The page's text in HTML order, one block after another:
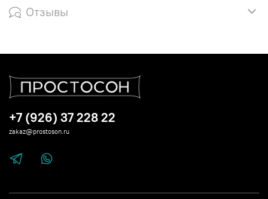
Отзывы
+7 (926) 37 228 22
zakaz@prostoson.ru